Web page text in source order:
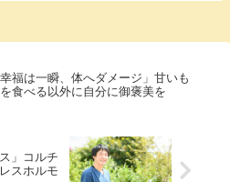
地...
幸福は一瞬、体へダメージ」甘いも
食べる以外に自分に御褒美を
」コルチ
スホルモ